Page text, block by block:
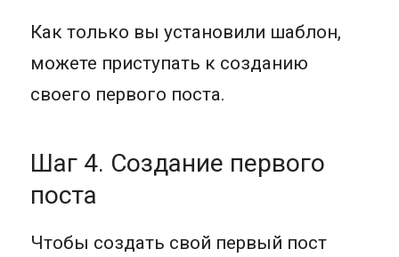
Как только вы установили шаблон,
можете приступать к созданию
своего первого поста.
Шаг 4. Создание первого
поста
Чтобы создать свой первый пост